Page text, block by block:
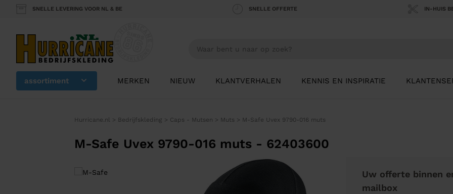
SNELLE LEVERING VOOR NL & BE SNELLE OFFERTE IN-HUIS
assortiment MERKEN NIEUW KLANTVERHALEN KENNIS EN INSPIRATIE
Hurricane.nl > Bedrijfskleding > Caps - Mutsen > Muts > M-Safe Uvex 9790-016 muts
M-Safe Uvex 9790-016 muts - 62403600
Uw offerte binnen
mailbox